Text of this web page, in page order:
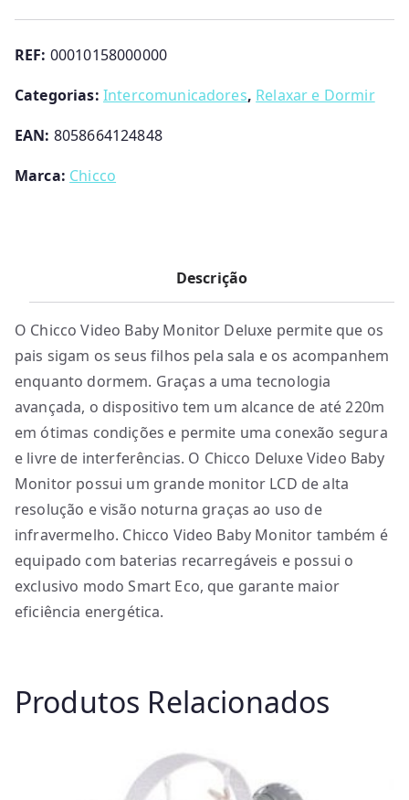
REF: 00010158000000
Categorias: Intercomunicadores, Relaxar e Dormir
EAN: 8058664124848
Marca: Chicco
Descrição
O Chicco Video Baby Monitor Deluxe permite que os
pais sigam os seus filhos pela sala e os acompanhem
enquanto dormem. Graças a uma tecnologia
avançada, o dispositivo tem um alcance de até 220m
em ótimas condições e permite uma conexão segura
e livre de interferências. O Chicco Deluxe Video Baby
Monitor possui um grande monitor LCD de alta
resolução e visão noturna graças ao uso de
infravermelho. Chicco Video Baby Monitor também é
equipado com baterias recarregáveis ​​e possui o
exclusivo modo Smart Eco, que garante maior
eficiência energética.
Produtos Relacionados